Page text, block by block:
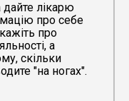
дайте лікарю
про себе
про
а
скільки
"на ногах".